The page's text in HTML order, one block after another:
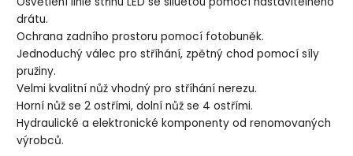
drátu.
Ochrana zadního prostoru pomocí fotobuněk.
Jednoduchý válec pro stříhání, zpětný chod pomocí síly
pružiny.
Velmi kvalitní nůž vhodný pro stříhání nerezu.
Horní nůž se 2 ostřími, dolní nůž se 4 ostřími.
Hydraulické a elektronické komponenty od renomovaných
výrobců.